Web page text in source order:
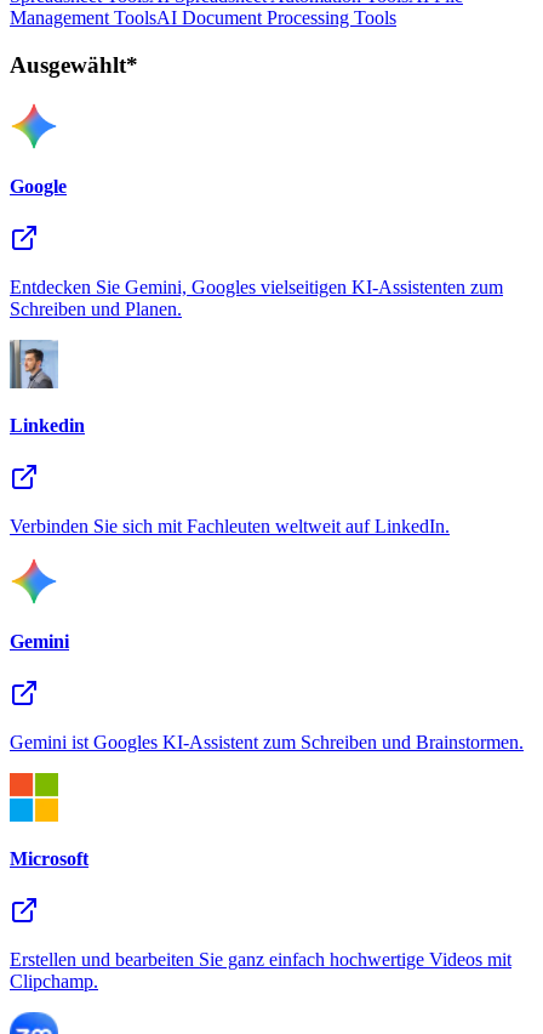
Management ToolsAI Document Processing Tools
Ausgewählt*
Google
Entdecken Sie Gemini, Googles vielseitigen KI-Assistenten zum
Schreiben und Planen.
Linkedin
Verbinden Sie sich mit Fachleuten weltweit auf LinkedIn.
Gemini
Gemini ist Googles KI-Assistent zum Schreiben und Brainstormen.
Microsoft
Erstellen und bearbeiten Sie ganz einfach hochwertige Videos mit
Clipchamp.